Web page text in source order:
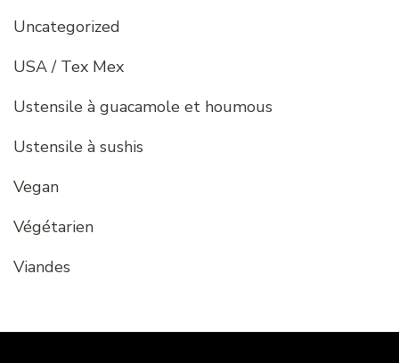
Uncategorized
USA / Tex Mex
Ustensile à guacamole et houmous
Ustensile à sushis
Vegan
Végétarien
Viandes